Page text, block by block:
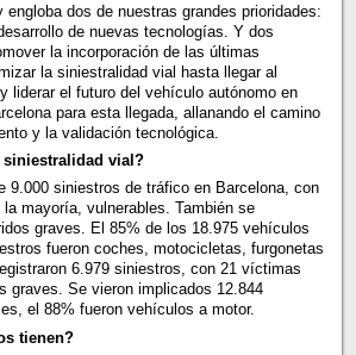
engloba dos de nuestras grandes prioridades:
de nuevas tecnologías. Y dos
la incorporación de las últimas
la siniestralidad vial hasta llegar al
liderar el futuro del vehículo autónomo en
para esta llegada, allanando el camino
y la validación tecnológica.
vial?
9.000 siniestros de tráfico en Barcelona, con
mayoría, vulnerables. También se
graves. El 85% de los 18.975 vehículos
fueron coches, motocicletas, furgonetas
6.979 siniestros, con 21 víctimas
graves. Se vieron implicados 12.844
el 88% fueron vehículos a motor.
tienen?